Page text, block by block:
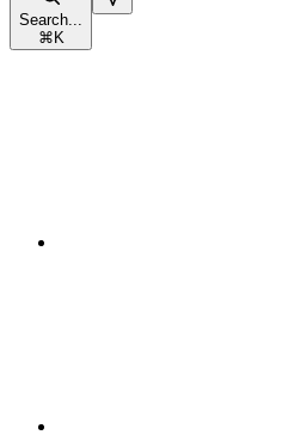
Search...
⌘ K